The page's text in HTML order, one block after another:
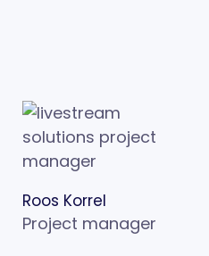
Roos Korrel
Project manager